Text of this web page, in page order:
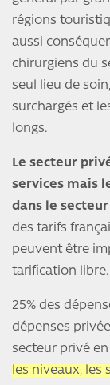
régions
aussi
chirurgiens du
seul lieu de
surchargés et
longs.
Le secteur
services mais
dans le
des tarifs
peuvent être
tarification libre.
25% des
dépenses
secteur privé
les niveaux,